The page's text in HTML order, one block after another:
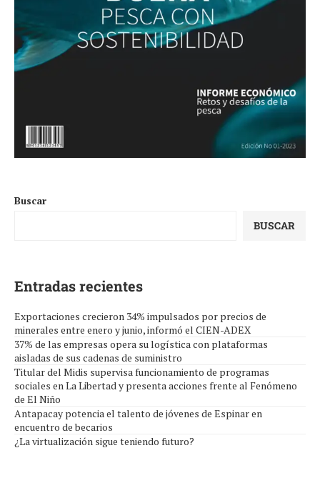
Buscar
BUSCAR
Entradas recientes
Exportaciones crecieron 34% impulsados por precios de
minerales entre enero y junio, informó el CIEN-ADEX
37% de las empresas opera su logística con plataformas
aisladas de sus cadenas de suministro
Titular del Midis supervisa funcionamiento de programas
sociales en La Libertad y presenta acciones frente al Fenómeno
de El Niño
Antapacay potencia el talento de jóvenes de Espinar en
encuentro de becarios
¿La virtualización sigue teniendo futuro?